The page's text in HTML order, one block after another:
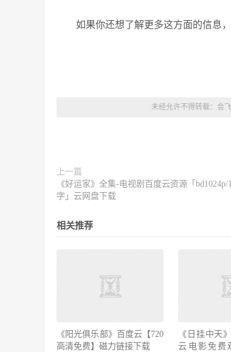
如果你还想了解更多这方面的信息
未经允许不得转载： 会
上一篇
《好运家》全集-电视剧百度云资源「bd1024p/
字」云网盘下载
相关推荐
《阳光俱乐部》百度云【720
高清免费】磁力链接下载
《日挂中天
云电影免费